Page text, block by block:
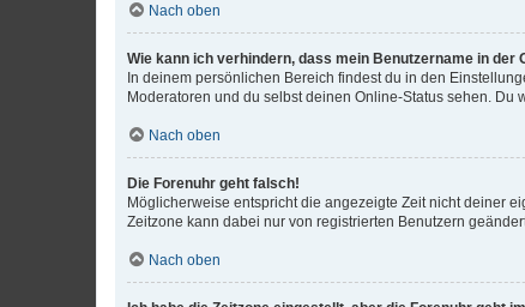
Nach oben
Wie kann ich verhindern, dass mein Benutzername in der
In deinem persönlichen Bereich findest du in den
Moderatoren und du selbst deinen Online-Status sehen. Du
Nach oben
Die Forenuhr geht falsch!
Möglicherweise entspricht die angezeigte Zeit nicht deiner
Zeitzone kann dabei nur von registrierten Benutzern
Nach oben